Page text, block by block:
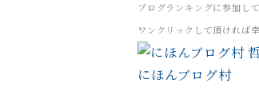
ブログランキングに参加し
ワンクリックして頂ければ幸
にほんブログ村